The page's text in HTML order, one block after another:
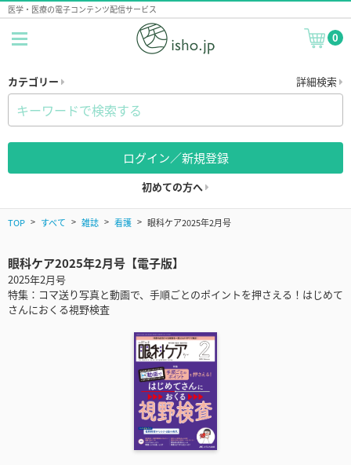
医学・医療の電子コンテンツ配信サービス
0
カテゴリー 詳細検索
ログイン／新規登録
初めての方へ
TOP すべて 雑誌 看護 眼科ケア2025年2月号
眼科ケア2025年2月号【電子版】
2025年2月号
特集：コマ送り写真と動画で、手順ごとのポイントを押さえる！はじめて
さんにおくる視野検査